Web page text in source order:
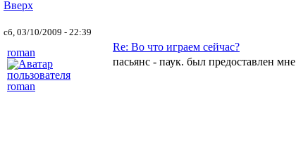
Вверх
сб, 03/10/2009 - 22:39
roman
Re: Во что играем сейчас?
пасьянс - паук. был предоставлен